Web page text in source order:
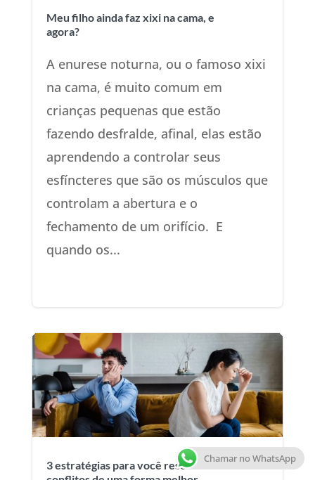
Meu filho ainda faz xixi na cama, e
agora?
A enurese noturna, ou o famoso xixi
na cama, é muito comum em
crianças pequenas que estão
fazendo desfralde, afinal, elas estão
aprendendo a controlar seus
esfíncteres que são os músculos que
controlam a abertura e o
fechamento de um orifício. E
quando os...
3 estratégias para você resolver
Chamar no WhatsApp